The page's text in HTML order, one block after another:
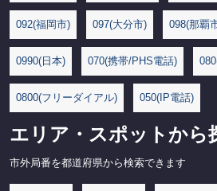
092(福岡市) 097(大分市) 098(那覇
0990(日本) 070(携帯/PHS電話)
0800(フリーダイアル) 050(IP電話)
エリア・スポットから
市外局番を都道府県から検索できます